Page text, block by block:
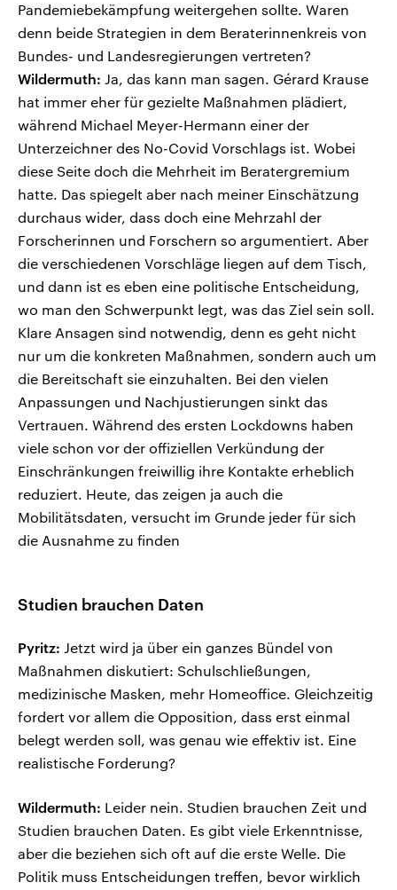
Pandemiebekämpfung weitergehen sollte. Waren
denn beide Strategien in dem Beraterinnenkreis von
Bundes- und Landesregierungen vertreten?
Wildermuth: Ja, das kann man sagen. Gérard Krause
hat immer eher für gezielte Maßnahmen plädiert,
während Michael Meyer-Hermann einer der
Unterzeichner des No-Covid Vorschlags ist. Wobei
diese Seite doch die Mehrheit im Beratergremium
hatte. Das spiegelt aber nach meiner Einschätzung
durchaus wider, dass doch eine Mehrzahl der
Forscherinnen und Forschern so argumentiert. Aber
die verschiedenen Vorschläge liegen auf dem Tisch,
und dann ist es eben eine politische Entscheidung,
wo man den Schwerpunkt legt, was das Ziel sein soll.
Klare Ansagen sind notwendig, denn es geht nicht
nur um die konkreten Maßnahmen, sondern auch um
die Bereitschaft sie einzuhalten. Bei den vielen
Anpassungen und Nachjustierungen sinkt das
Vertrauen. Während des ersten Lockdowns haben
viele schon vor der offiziellen Verkündung der
Einschränkungen freiwillig ihre Kontakte erheblich
reduziert. Heute, das zeigen ja auch die
Mobilitätsdaten, versucht im Grunde jeder für sich
die Ausnahme zu finden
Studien brauchen Daten
Pyritz: Jetzt wird ja über ein ganzes Bündel von
Maßnahmen diskutiert: Schulschließungen,
medizinische Masken, mehr Homeoffice. Gleichzeitig
fordert vor allem die Opposition, dass erst einmal
belegt werden soll, was genau wie effektiv ist. Eine
realistische Forderung?
Wildermuth: Leider nein. Studien brauchen Zeit und
Studien brauchen Daten. Es gibt viele Erkenntnisse,
aber die beziehen sich oft auf die erste Welle. Die
Politik muss Entscheidungen treffen, bevor wirklich